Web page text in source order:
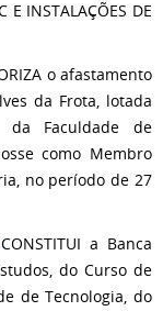
E INSTALAÇÕES DE
o afastamento
da Frota, lotada
da Faculdade de
como Membro
no período de 27
CONSTITUI a Banca
do Curso de
de Tecnologia, do